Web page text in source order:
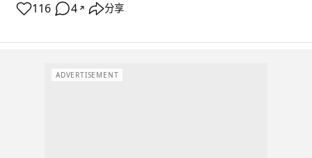
116 4 ↗ 分享
ADVERTISEMENT